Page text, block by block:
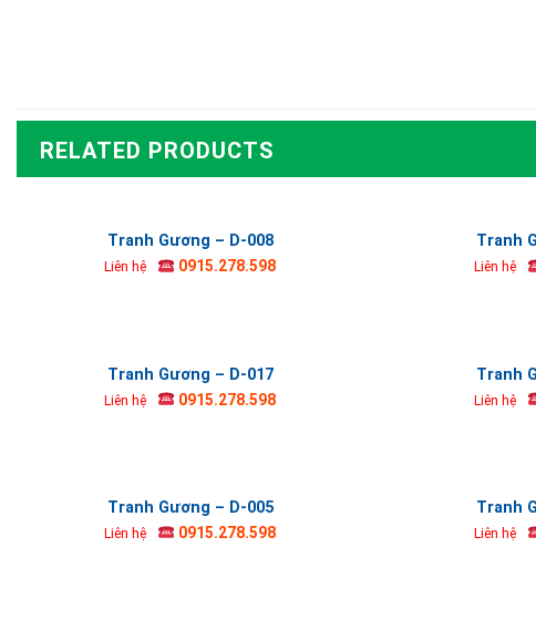
RELATED PRODUCTS
Tranh Gương – D-008
Liên hệ 0915.278.598
Tranh
Liên hệ
Tranh Gương – D-017
Liên hệ 0915.278.598
Tranh
Liên hệ
Tranh Gương – D-005
Liên hệ 0915.278.598
Tranh
Liên hệ